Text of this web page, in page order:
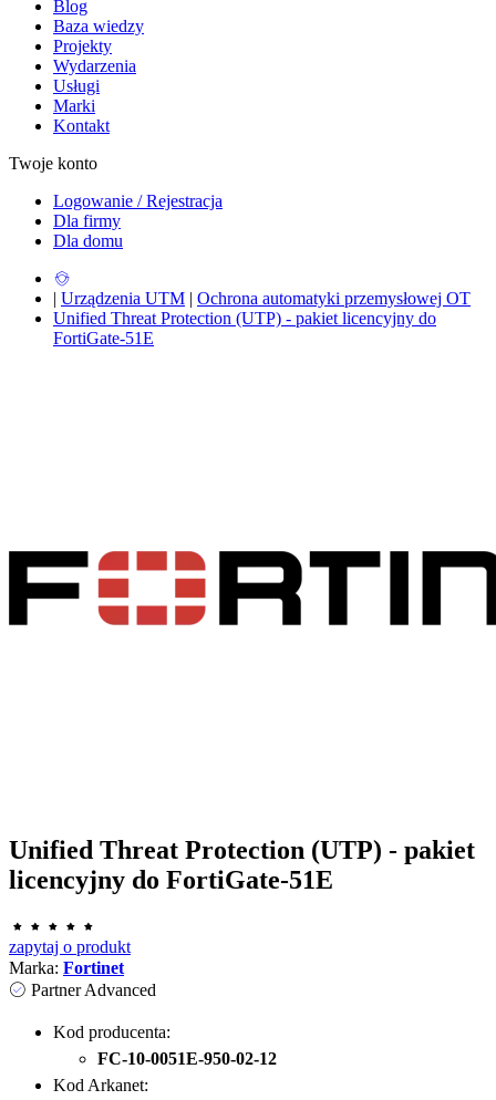
Blog
Baza wiedzy
Projekty
Wydarzenia
Usługi
Marki
Kontakt
Twoje konto
Logowanie / Rejestracja
Dla firmy
Dla domu
| Urządzenia UTM | Ochrona automatyki przemysłowej OT
Unified Threat Protection (UTP) - pakiet licencyjny do
FortiGate-51E
Unified Threat Protection (UTP) - pakiet
licencyjny do FortiGate-51E
zapytaj o produkt
Marka: Fortinet
Partner Advanced
Kod producenta:
FC-10-0051E-950-02-12
Kod Arkanet: